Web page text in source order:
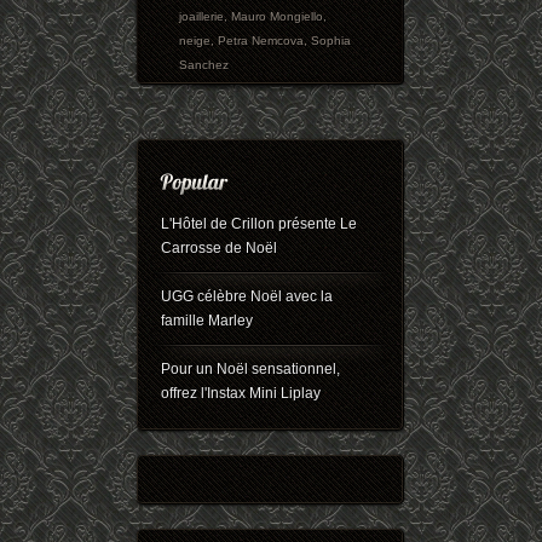
joaillerie,Mauro Mongiello,
neige,Petra Nemcova,Sophia
Sanchez
L'Hôtel de Crillon présente Le
Carrosse de Noël
UGG célèbre Noël avec la
famille Marley
Pour un Noël sensationnel,
offrez l'Instax Mini Liplay